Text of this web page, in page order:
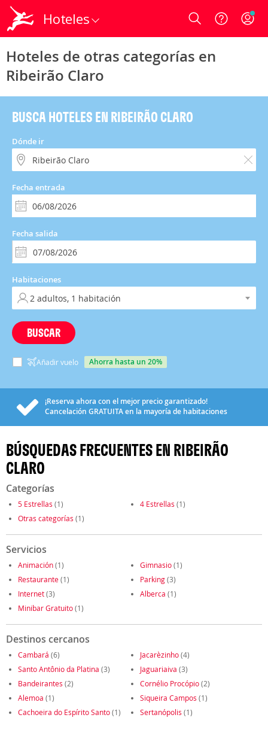
Hoteles Login
Hoteles de otras categorías en
Ribeirão Claro
BUSCA HOTELES EN RIBEIRÃO CLARO
Dónde ir
Fecha entrada
Fecha salida
Habitaciones
BUSCAR
Añadir vuelo ahorra hasta un 20%
¡Reserva ahora con el mejor precio garantizado!
Cancelación GRATUITAen la mayoría de habitaciones
BÚSQUEDAS FRECUENTES EN RIBEIRÃO
CLARO
Categorías
5 Estrellas (1) 4 Estrellas (1)
Otras categorías (1)
Servicios
Animación(1) Gimnasio(1)
Restaurante(1) Parking(3)
Internet(3) Alberca (1)
Minibar Gratuito(1)
Destinos cercanos
Cambará (6) Jacarèzinho(4)
Santo Antônio da Platina (3) Jaguariaiva (3)
Bandeirantes (2) Cornélio Procópio(2)
Alemoa (1) Siqueira Campos (1)
Cachoeira do Espírito Santo(1) Sertanópolis (1)